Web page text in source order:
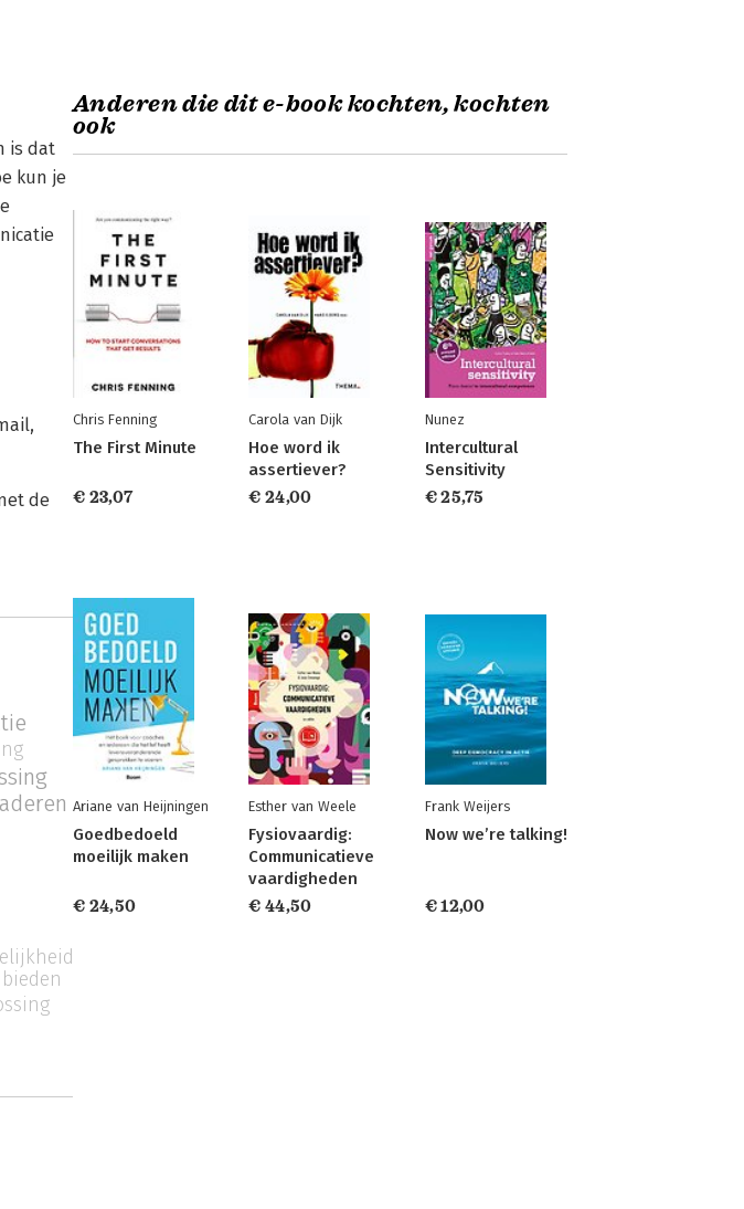
is dat
kun je
de
Anderen die dit e-book kochten, kochten
ook
Chris Fenning
The First Minute
€ 23,07
Carola van Dijk
Hoe word ik
assertiever?
€ 24,00
Nunez
Intercultural
Sensitivity
€ 25,75
Ariane van Heijningen
Goedbedoeld
moeilijk maken
€ 24,50
Esther van Weele
Fysiovaardig:
Communicatieve
vaardigheden
€ 44,50
Frank Weijers
Now we’re talking!
€ 12,00